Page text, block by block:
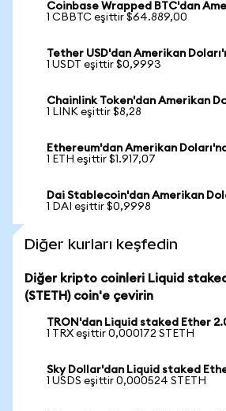
Coinbase Wrapped BTC'dan
1 CBBTC eşittir $64.889,00
Tether USD'dan Amerikan
1 USDT eşittir $0,9993
Chainlink Token'dan Amerikan
1 LINK eşittir $8,28
Ethereum'dan Amerikan
1 ETH eşittir $1.917,07
Dai Stablecoin'dan Amerikan
1 DAI eşittir $0,9998
Diğer kurları keşfedin
Diğer kripto coinleri Liquid
(STETH) coin'e çevirin
TRON'dan Liquid staked Ether
1 TRX eşittir 0,000172 STETH
Sky Dollar'dan Liquid staked
1 USDS eşittir 0,000524 STETH